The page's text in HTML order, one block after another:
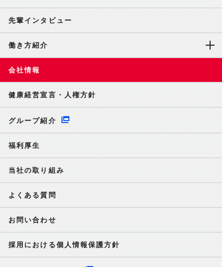
先輩インタビュー
働き方紹介
会社情報
健康経営宣言・人権方針
グループ紹介
福利厚生
当社の取り組み
よくある質問
お問い合わせ
採用における個人情報保護方針